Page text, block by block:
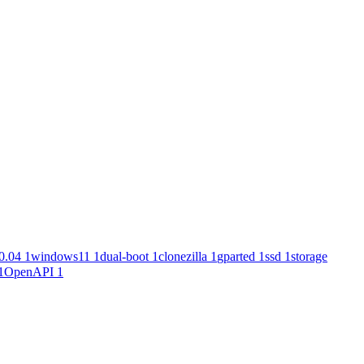
1windows11 1dual-boot 1clonezilla 1 gparted 1ssd 1storage
OpenAPI 1